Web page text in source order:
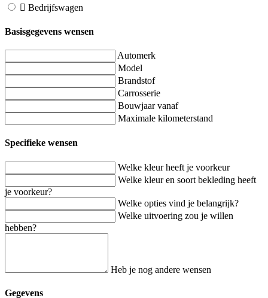
Bedrijfswagen
Basisgegevens wensen
Automerk
Model
Brandstof
Carrosserie
Bouwjaar vanaf
Maximale kilometerstand
Specifieke wensen
Welke kleur heeft je voorkeur
Welke kleur en soort bekleding heeft
je voorkeur?
Welke opties vind je belangrijk?
Welke uitvoering zou je willen
hebben?
Heb je nog andere wensen
Gegevens